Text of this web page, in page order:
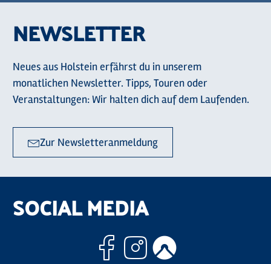
NEWSLETTER
Neues aus Holstein erfährst du in unserem
monatlichen Newsletter. Tipps, Touren oder
Veranstaltungen: Wir halten dich auf dem Laufenden.
Zur Newsletteranmeldung
SOCIAL MEDIA
Facebook
Instagram